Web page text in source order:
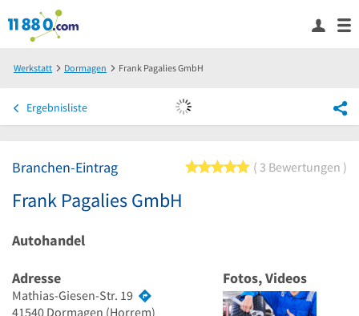
Werkstatt Dormagen Frank Pagalies GmbH
Ergebnisliste
Branchen-Eintrag 5 von 5 Sternen
3 Bewertungen
Frank Pagalies GmbH
Autohandel
Adresse
Mathias-Giesen-Str. 19
41540 Dormagen (Horrem)
Fotos, Videos